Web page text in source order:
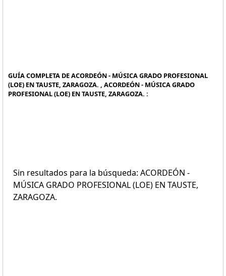
GUÍA COMPLETA DE ACORDEÓN - MÚSICA GRADO PROFESIONAL
(LOE) EN TAUSTE, ZARAGOZA. , ACORDEÓN - MÚSICA GRADO
PROFESIONAL (LOE) EN TAUSTE, ZARAGOZA. :
Sin resultados para la búsqueda: ACORDEÓN -
MÚSICA GRADO PROFESIONAL (LOE) EN TAUSTE,
ZARAGOZA.